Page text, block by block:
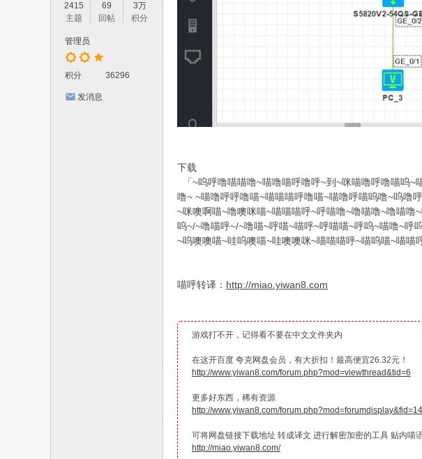
2415
主题
69
回帖
3万
积分
管理员
积分 36296
发消息
下载
「~呜呼噜喵喵噜~喵噜喵呼噜呼~到~咪喵噜呼噜喵呜
噜~ ~喵噜呼呼噜喵~喵喵喵呼噜喵~喵噜呼喵呜噜~呜噜
~咪噢啊喵~噜噢咪喵~喵喵喵呼~呼喵噜~噜喵噜~噜喵
呜~/~噜喵呼~/~噜喵~呼喵~喵呼~呼喵喵~呼呜~喵噜~呼
~呜噢噢喵~哇呜噢喵~哇噢噢咪~喵喵喵呼~喵呜喵~喵喵
喵呼转译： http://miao.yiwan8.com
游戏打不开，记得看不要在中文文件夹内
在这开百度 夸克网盘会员，有大折扣！最高便宜26.32元！
http://www.yiwan8.com/forum.php?mod=viewthread&tid=6
更多好东西，稀有资源
http://www.yiwan8.com/forum.php?mod=forumdisplay&fid=14
可将网盘链接下载地址 转成译文 进行解密加密的工具 贴内喵
http://miao.yiwan8.com/